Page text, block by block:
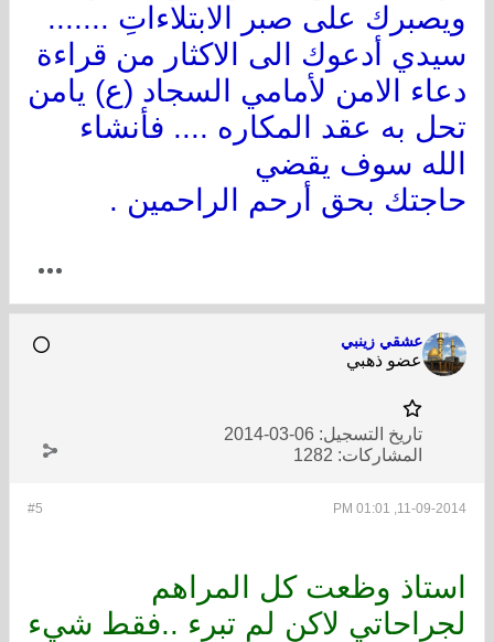
ويصبرك على صبر الابتلاءاتِ .......
سيدي أدعوك الى الاكثار من قراءة
دعاء الامن لأمامي السجاد (ع) يامن
تحل به عقد المكاره .... فأنشاء
الله سوف يقضي
حاجتك بحق أرحم الراحمين .
عشقي زينبي
عضو ذهبي
تاريخ التسجيل: 06-03-2014
المشاركات: 1282
#5 11-09-2014, 01:01 PM
استاذ وظعت كل المراهم
لجراحاتي لاكن لم تبرء ..فقط شيء